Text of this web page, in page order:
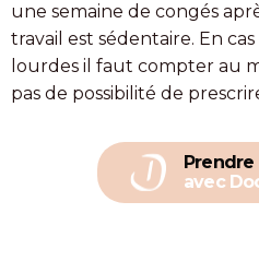
une semaine de congés
travail est sédentaire. En
lourdes il faut compter au
pas de possibilité de
Prendre
avec